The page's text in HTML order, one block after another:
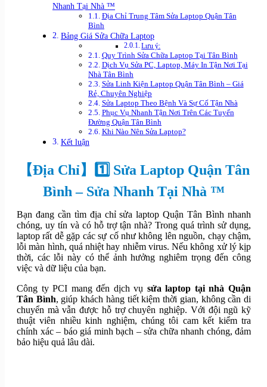
Nhanh Tại Nhà ™
Địa Chỉ Trung Tâm Sửa Laptop Quận Tân
Bình
Bảng Giá Sửa Chữa Laptop
Lưu ý:
Quy Trình Sửa Chữa Laptop Tại Tân Bình
Dịch Vụ Sửa PC, Laptop, Máy In Tận Nơi Tại
Nhà Tân Bình
Sửa Linh Kiện Laptop Quận Tân Bình – Giá
Rẻ, Chuyên Nghiệp
Sửa Laptop Theo Bệnh Và Sự Cố Tận Nhà
Phục Vụ Nhanh Tận Nơi Trên Các Tuyến
Đường Quận Tân Bình
Khi Nào Nên Sửa Laptop?
Kết luận
【Địa Chỉ】1️⃣ Sửa Laptop Quận Tân
Bình – Sửa Nhanh Tại Nhà ™
Bạn đang cần tìm địa chỉ sửa laptop Quận Tân Bình nhanh
chóng, uy tín và có hỗ trợ tận nhà? Trong quá trình sử dụng,
laptop rất dễ gặp các sự cố như không lên nguồn, chạy chậm,
lỗi màn hình, quá nhiệt hay nhiễm virus. Nếu không xử lý kịp
thời, các lỗi này có thể ảnh hưởng nghiêm trọng đến công
việc và dữ liệu của bạn.
Công ty PCI mang đến dịch vụ sửa laptop tại nhà Quận
Tân Bình, giúp khách hàng tiết kiệm thời gian, không cần di
chuyển mà vẫn được hỗ trợ chuyên nghiệp. Với đội ngũ kỹ
thuật viên nhiều kinh nghiệm, chúng tôi cam kết kiểm tra
chính xác – báo giá minh bạch – sửa chữa nhanh chóng, đảm
bảo hiệu quả lâu dài.